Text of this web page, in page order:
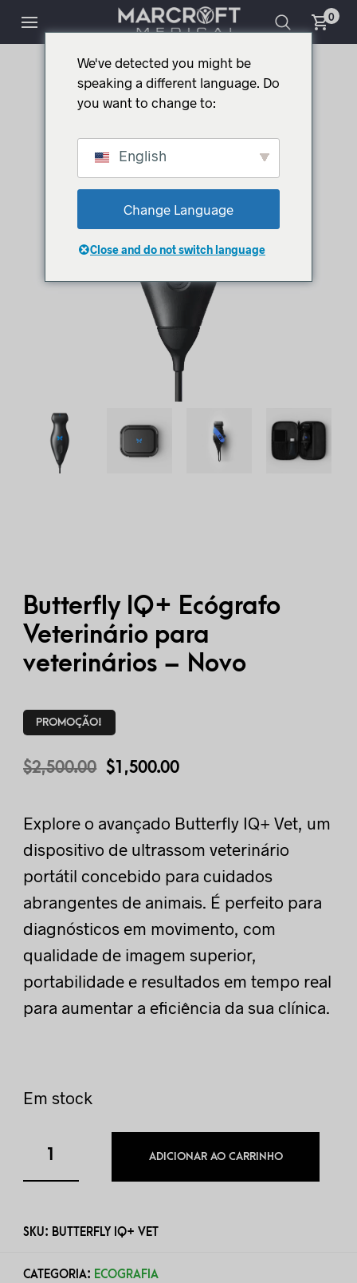
0
Butterfly IQ+ Ecógrafo
Veterinário para
veterinários – Novo
PROMOÇÃO!
$2,500.00 $1,500.00
Explore o avançado Butterfly IQ+ Vet, um
dispositivo de ultrassom veterinário
portátil concebido para cuidados
abrangentes de animais. É perfeito para
diagnósticos em movimento, com
qualidade de imagem superior,
portabilidade e resultados em tempo real
para aumentar a eficiência da sua clínica.
Em stock
ADICIONAR AO CARRINHO
SKU: BUTTERFLY IQ+ VET
CATEGORIA: ECOGRAFIA
We've detected you might be
speaking a different language. Do
you want to change to:
English
Change Language
Close and do not switch language